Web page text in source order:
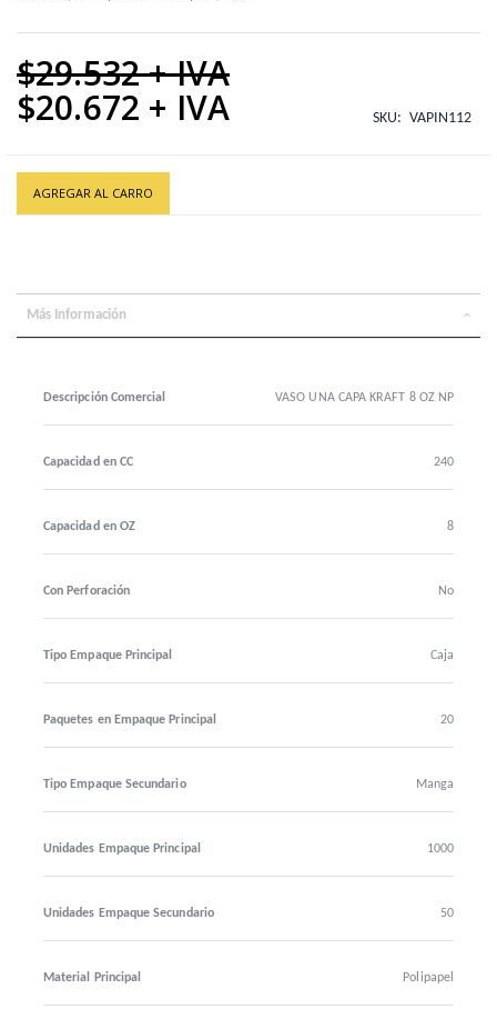
$29.532
Special
Price
$20.672 SKU VAPIN112
AGREGAR AL CARRO
Más Información
Descripción Comercial VASO UNA CAPA KRAFT 8 OZ NP
Capacidad en CC 240
Capacidad en OZ 8
Con Perforación No
Tipo Empaque Principal Caja
Paquetes en Empaque Principal 20
Tipo Empaque Secundario Manga
Unidades Empaque Principal 1000
Unidades Empaque Secundario 50
Material Principal Polipapel